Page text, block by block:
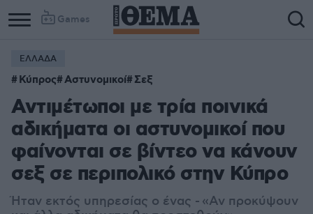
Games
ΕΛΛΑΔΑ
Κύπρος Αστυνομικοί Σεξ
Αντιμέτωποι με τρία ποινικά
αδικήματα οι αστυνομικοί που
φαίνονται σε βίντεο να κάνουν
σεξ σε περιπολικό στην Κύπρο
Ήταν εκτός υπηρεσίας ο ένας - «Αν προκύψουν